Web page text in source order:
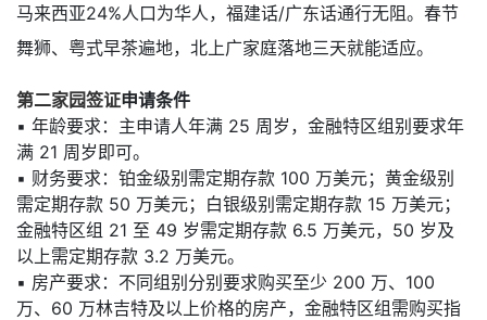
马来西亚24%人口为华人，福建话/广东话通行无阻。春节
舞狮、粤式早茶遍地，北上广家庭落地三天就能适应。
第二家园签证申请条件
▪ 年龄要求：主申请人年满 25 周岁，金融特区组别要求年
满 21 周岁即可。
▪ 财务要求：铂金级别需定期存款 100 万美元；黄金级别
需定期存款 50 万美元；白银级别需定期存款 15 万美元；
金融特区组 21 至 49 岁需定期存款 6.5 万美元，50 岁及
以上需定期存款 3.2 万美元。
▪ 房产要求：不同组别分别要求购买至少 200 万、100
万、60 万林吉特及以上价格的房产，金融特区组需购买指